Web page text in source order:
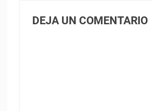
DEJA UN COMENTARIO